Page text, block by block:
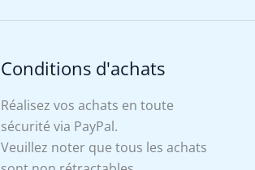
Conditions d'achats
Réalisez vos achats en toute
sécurité via PayPal.
Veuillez noter que tous les achats